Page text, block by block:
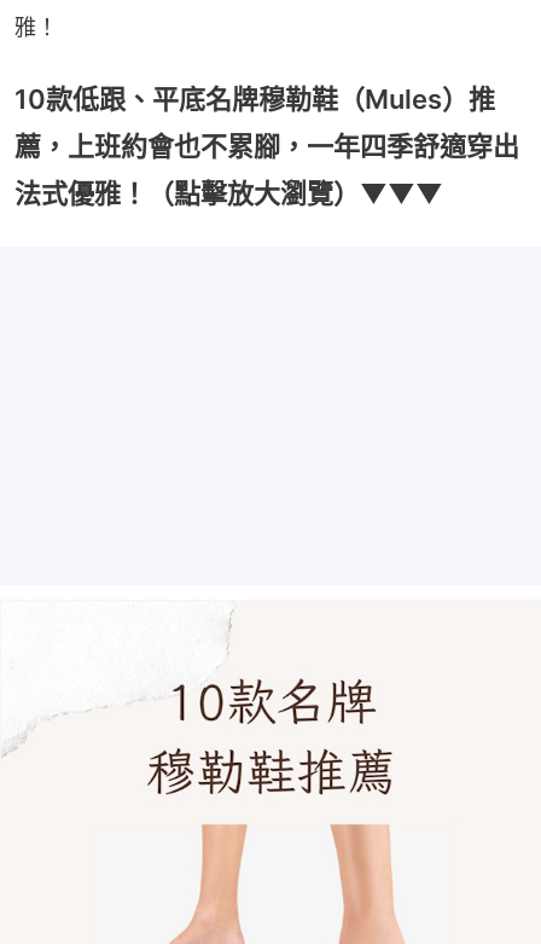
雅！
10款低跟、平底名牌穆勒鞋（Mules）推
薦，上班約會也不累腳，一年四季舒適穿出
法式優雅！（點擊放大瀏覽）▼▼▼